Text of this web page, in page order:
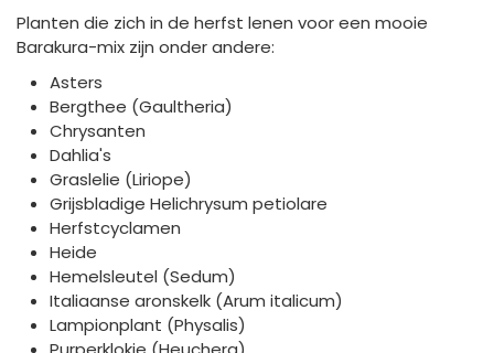
Planten die zich in de herfst lenen voor een mooie
Barakura-mix zijn onder andere:
Asters
Bergthee (Gaultheria)
Chrysanten
Dahlia's
Graslelie (Liriope)
Grijsbladige Helichrysum petiolare
Herfstcyclamen
Heide
Hemelsleutel (Sedum)
Italiaanse aronskelk (Arum italicum)
Lampionplant (Physalis)